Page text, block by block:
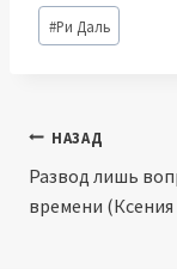
Метки
записи:
#Ри Даль
по
НАЗАД
Развод лишь
времени